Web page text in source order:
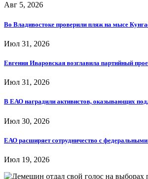
Авг 5, 2026
Во Владивостоке проверили пляж на мысе
Июл 31, 2026
Евгения Иваровская возглавила партийный
Июл 31, 2026
В ЕАО наградили активистов, оказывающих
Июл 30, 2026
ЕАО расширяет сотрудничество с
Июл 19, 2026